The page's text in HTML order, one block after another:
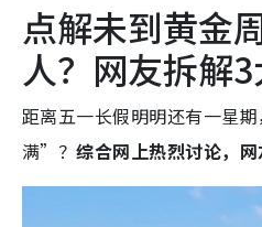
点解未到黄金
人？网友拆解
距离五一长假明明还有一星
满”？综合网上热烈讨论，网